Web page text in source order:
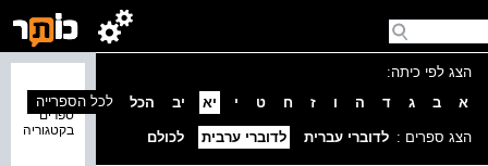
הצג לפי כיתה:
א
ב ג ד ה ו ז ח ט י יא יב הכל
הצג ספרים : לדוברי עברית לדוברי ערבית לכולם
ספרים
בקטגוריה
לכל הספרייה